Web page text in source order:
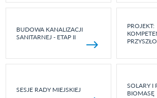
BUDOWA KANALIZACJI
SANITARNEJ - ETAP II
PROJEKT:
SESJE RADY MIEJSKIEJ
SOLARY I
BIOMASĘ